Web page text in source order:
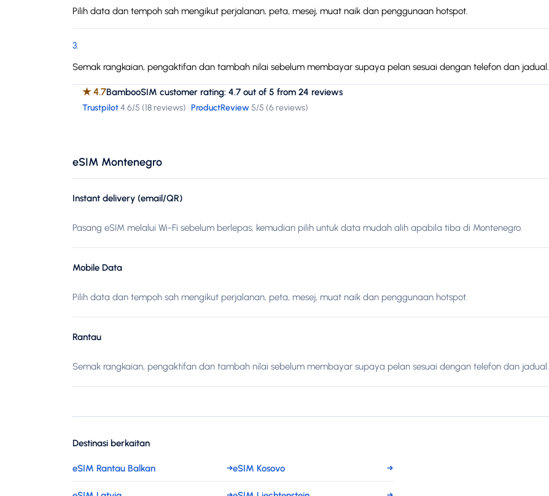
Pilih data dan tempoh sah mengikut perjalanan, peta, mesej, muat naik dan penggunaan hotspot.
3.
Semak rangkaian, pengaktifan dan tambah nilai sebelum membayar supaya pelan sesuai dengan telefon dan jadual.
★4.7BambooSIM customer rating: 4.7 out of 5 from 24 reviews
Trustpilot4.6/5 (18 reviews) ·ProductReview5/5 (6 reviews)
eSIM Montenegro
Instant delivery (email/QR)
Pasang eSIM melalui Wi-Fi sebelum berlepas, kemudian pilih untuk data mudah alih apabila tiba di Montenegro.
Mobile Data
Pilih data dan tempoh sah mengikut perjalanan, peta, mesej, muat naik dan penggunaan hotspot.
Rantau
Semak rangkaian, pengaktifan dan tambah nilai sebelum membayar supaya pelan sesuai dengan telefon dan jadual.
Destinasi berkaitan
eSIM Rantau Balkan →eSIM Kosovo →